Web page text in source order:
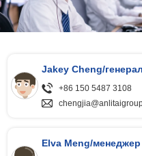
О нас
Jakey Cheng/
+86 150 5487 3108
Elva Meng/